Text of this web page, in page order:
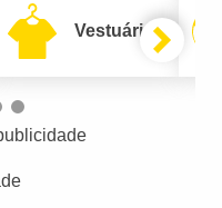
Vestuário